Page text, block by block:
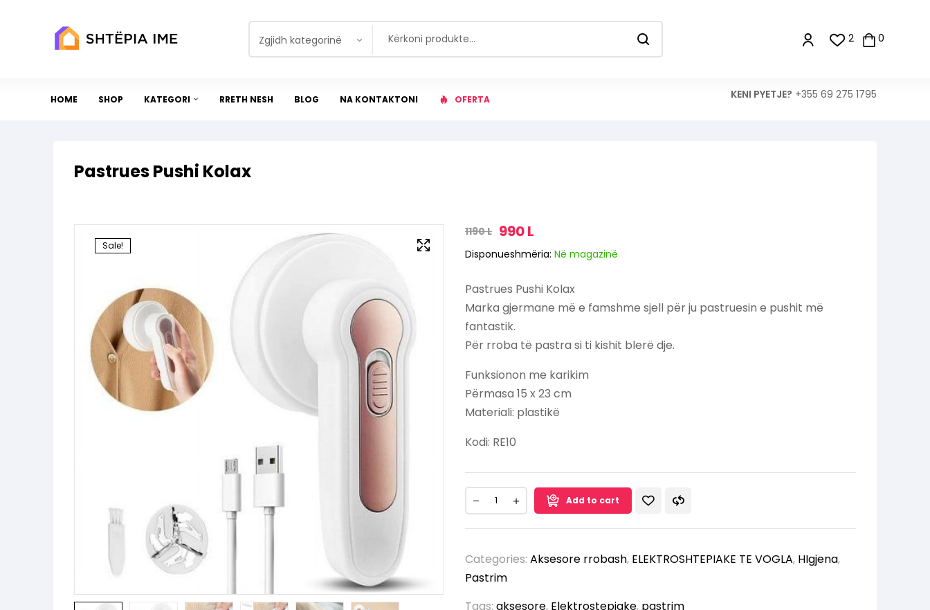
Zgjidh kategorinë 2 0
HOME SHOP KATEGORI RRETH NESH BLOG NA KONTAKTONI OFERTA KENI PYETJE? +355 69 275 1795
Pastrues Pushi Kolax
Sale!
1190L 990L
Disponueshmëria: Në magazinë
Pastrues Pushi Kolax
Marka gjermane më e famshme sjell për ju pastruesin e pushit më
fantastik.
Për rroba të pastra si ti kishit blerë dje.
Funksionon me karikim
Përmasa 15 x 23 cm
Materiali: plastikë
Kodi: RE10
Add to cart
Categories: Aksesore rrobash, ELEKTROSHTEPIAKE TE VOGLA, HIgjena,
Pastrim
Tags: aksesore, Elektrostepiake, pastrim